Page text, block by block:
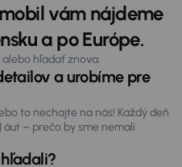
vám nájdeme
a po Európe.
hľadať znova.
a urobíme pre
to nechajte na nás! Každý deň
– prečo by sme nemali